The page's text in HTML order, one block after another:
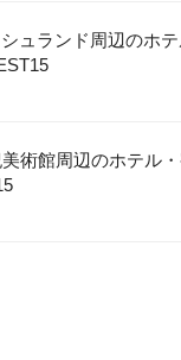
ュランド周辺のホ
術館周辺のホテル